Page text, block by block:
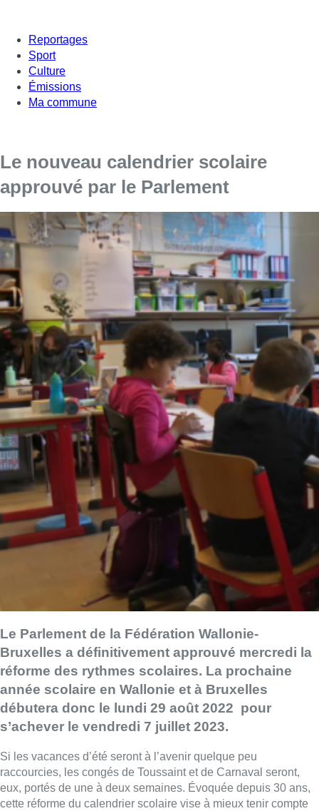
Reportages
Sport
Culture
Émissions
Ma commune
Le nouveau calendrier scolaire
approuvé par le Parlement
Le Parlement de la Fédération Wallonie-
Bruxelles a définitivement approuvé mercredi la
réforme des rythmes scolaires. La prochaine
année scolaire en Wallonie et à Bruxelles
débutera donc le lundi 29 août 2022 pour
s’achever le vendredi 7 juillet 2023.
Si les vacances d’été seront à l’avenir quelque peu
raccourcies, les congés de Toussaint et de Carnaval seront,
eux, portés de une à deux semaines. Évoquée depuis 30 ans,
cette réforme du calendrier scolaire vise à mieux tenir compte